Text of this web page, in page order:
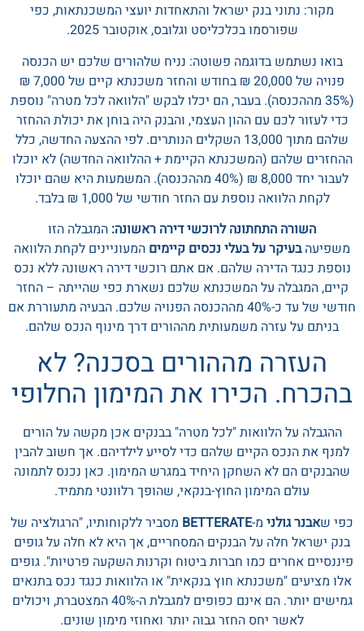
מקור: נתוני בנק ישראל והתאחדות יועצי המשכנתאות, כפי
שפורסמו בכלכליסט וגלובס, אוקטובר 2025.
בואו נשתמש בדוגמה פשוטה: נניח שלהורים שלכם יש הכנסה
פנויה של 20,000 ₪ בחודש והחזר משכנתא קיים של 7,000 ₪
(35% מההכנסה). בעבר, הם יכלו לבקש "הלוואה לכל מטרה" נוספת
כדי לעזור לכם עם ההון העצמי, והבנק היה בוחן את יכולת ההחזר
שלהם מתוך 13,000 השקלים הנותרים. לפי ההצעה החדשה, כלל
ההחזרים שלהם (המשכנתא הקיימת + ההלוואה החדשה) לא יוכלו
לעבור יחד 8,000 ₪ (40% מההכנסה). המשמעות היא שהם יוכלו
לקחת הלוואה נוספת עם החזר חודשי של 1,000 ₪ בלבד.
השורה התחתונה לרוכשי דירה ראשונה: המגבלה הזו
משפיעהבעיקר על בעלי נכסים קיימים המעוניינים לקחת הלוואה
נוספת כנגד הדירה שלהם. אם אתם רוכשי דירה ראשונה ללא נכס
קיים, המגבלה על המשכנתא שלכם נשארת כפי שהייתה – החזר
חודשי של עד כ-40% מההכנסה הפנויה שלכם. הבעיה מתעוררת אם
בניתם על עזרה משמעותית מההורים דרך מינוף הנכס שלהם.
העזרה מההורים בסכנה? לא
בהכרח. הכירו את המימון החלופי
ההגבלה על הלוואות "לכל מטרה" בבנקים אכן מקשה על הורים
למנף את הנכס הקיים שלהם כדי לסייע לילדיהם. אך חשוב להבין
שהבנקים הם לא השחקן היחיד במגרש המימון. כאן נכנס לתמונה
עולם המימון החוץ-בנקאי, שהופך רלוונטי מתמיד.
כפי שאבנר גולני מ-BETTERATE מסביר ללקוחותיו, "הרגולציה של
בנק ישראל חלה על הבנקים המסחריים, אך היא לא חלה על גופים
פיננסיים אחרים כמו חברות ביטוח וקרנות השקעה פרטיות". גופים
אלו מציעים "משכנתא חוץ בנקאית" או הלוואות כנגד נכס בתנאים
גמישים יותר. הם אינם כפופים למגבלת ה-40% המצטברת, ויכולים
לאשר יחס החזר גבוה יותר ואחוזי מימון שונים.